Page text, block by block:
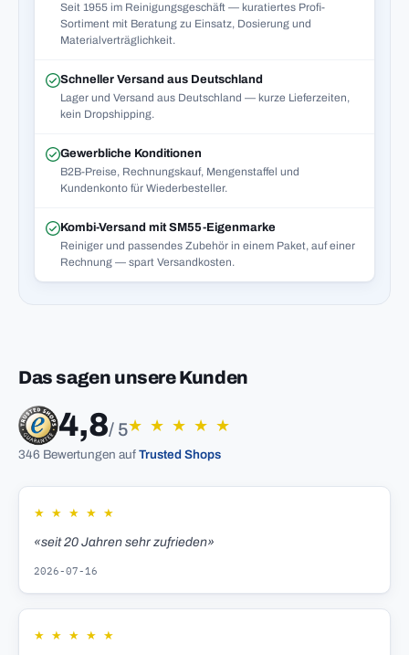
Seit 1955 im Reinigungsgeschäft — kuratiertes Profi-
Sortiment mit Beratung zu Einsatz, Dosierung und
Materialverträglichkeit.
Schneller Versand aus Deutschland
Lager und Versand aus Deutschland — kurze Lieferzeiten,
kein Dropshipping.
Gewerbliche Konditionen
B2B-Preise, Rechnungskauf, Mengenstaffel und
Kundenkonto für Wiederbesteller.
Kombi-Versand mit SM55-Eigenmarke
Reiniger und passendes Zubehör in einem Paket, auf einer
Rechnung — spart Versandkosten.
Das sagen unsere Kunden
4,8/ 5★ ★ ★ ★ ★
346 Bewertungen auf Trusted Shops
★ ★ ★ ★ ★
«seit 20 Jahren sehr zufrieden»
2026-07-16
★ ★ ★ ★ ★